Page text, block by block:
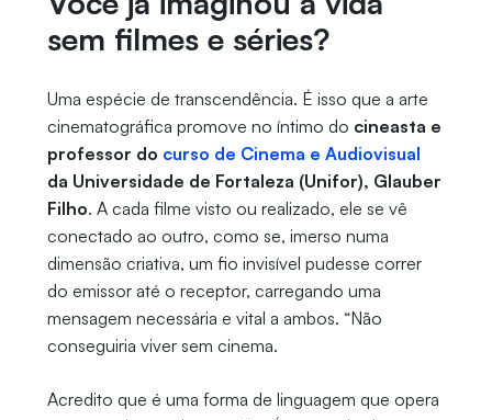
sem filmes e séries?
Uma espécie de transcendência. É isso que a arte
cinematográfica promove no íntimo do cineasta e
professor do curso de Cinema e Audiovisual
da Universidade de Fortaleza (Unifor), Glauber
Filho. A cada filme visto ou realizado, ele se vê
conectado ao outro, como se, imerso numa
dimensão criativa, um fio invisível pudesse correr
do emissor até o receptor, carregando uma
mensagem necessária e vital a ambos. “Não
conseguiria viver sem cinema.
Acredito que é uma forma de linguagem que opera